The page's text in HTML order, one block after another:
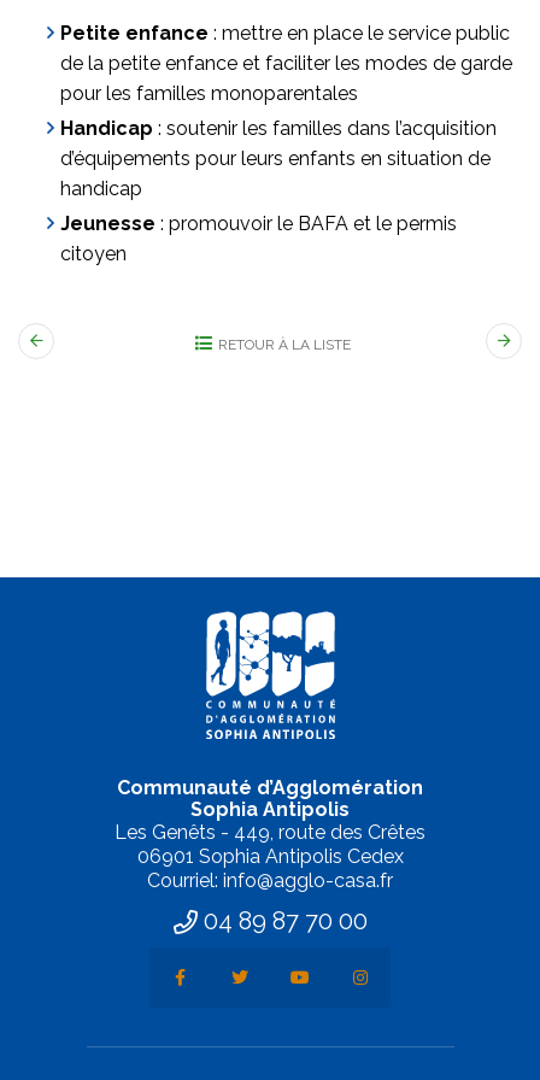
Petite enfance : mettre en place le service public
de la petite enfance et faciliter les modes de garde
pour les familles monoparentales
Handicap : soutenir les familles dans l’acquisition
d’équipements pour leurs enfants en situation de
handicap
Jeunesse : promouvoir le BAFA et le permis
citoyen
RETOUR À LA LISTE
Communauté d’Agglomération
Sophia Antipolis
Les Genêts - 449, route des Crêtes
06901 Sophia Antipolis Cedex
Courriel: info@agglo-casa.fr
04 89 87 70 00